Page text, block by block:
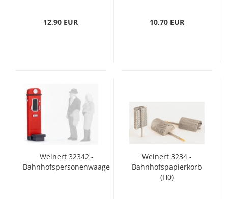
12,90 EUR 10,70 EUR
Weinert 32342 -
Bahnhofspersonenwaage
Weinert 3234 -
Bahnhofspapierkorb
(H0)